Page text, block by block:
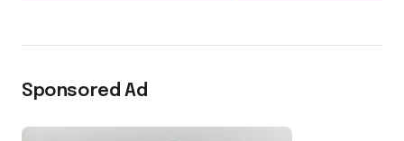
Sponsored Ad